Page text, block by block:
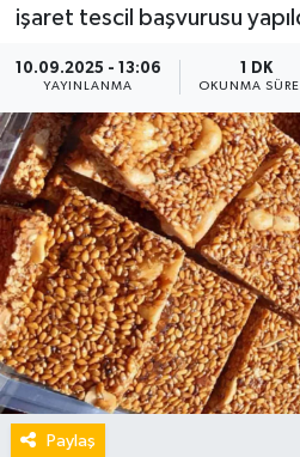
işaret tescil başvurusu
10.09.2025 - 13:06
YAYINLANMA
1 DK
OKUNMA
Paylaş